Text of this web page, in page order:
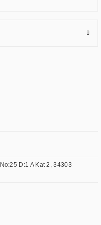
D:1 A Kat 2, 34303